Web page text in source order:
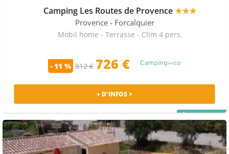
Camping Les Routes de Provence★★★
Provence - Forcalquier
Mobil home - Terrasse - Clim 4 pers.
- 11 % 812 € 726 €
+ D'INFOS >